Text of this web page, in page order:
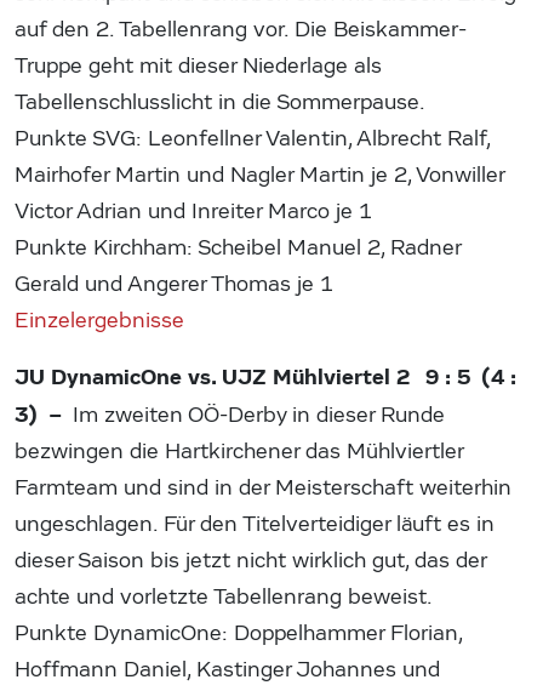
auf den 2. Tabellenrang vor. Die Beiskammer-
Truppe geht mit dieser Niederlage als
Tabellenschlusslicht in die Sommerpause.
Punkte SVG: Leonfellner Valentin, Albrecht Ralf,
Mairhofer Martin und Nagler Martin je 2, Vonwiller
Victor Adrian und Inreiter Marco je 1
Punkte Kirchham: Scheibel Manuel 2, Radner
Gerald und Angerer Thomas je 1
Einzelergebnisse
JU DynamicOne vs. UJZ Mühlviertel 2 9 : 5 (4 :
3) – Im zweiten OÖ-Derby in dieser Runde
bezwingen die Hartkirchener das Mühlviertler
Farmteam und sind in der Meisterschaft weiterhin
ungeschlagen. Für den Titelverteidiger läuft es in
dieser Saison bis jetzt nicht wirklich gut, das der
achte und vorletzte Tabellenrang beweist.
Punkte DynamicOne: Doppelhammer Florian,
Hoffmann Daniel, Kastinger Johannes und